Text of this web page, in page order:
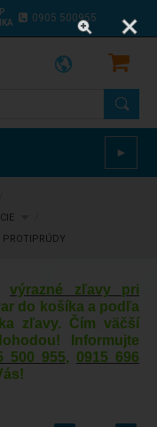
0905 500955
►
PROTIPRÚDY
výrazné zľavy pri
do košíka a podľa
zľavy. Čím väčší
Informujte
500 955, 0915 696